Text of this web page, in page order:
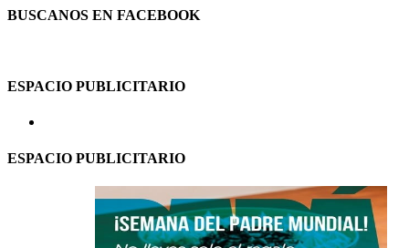
BUSCANOS EN FACEBOOK
ESPACIO PUBLICITARIO
ESPACIO PUBLICITARIO